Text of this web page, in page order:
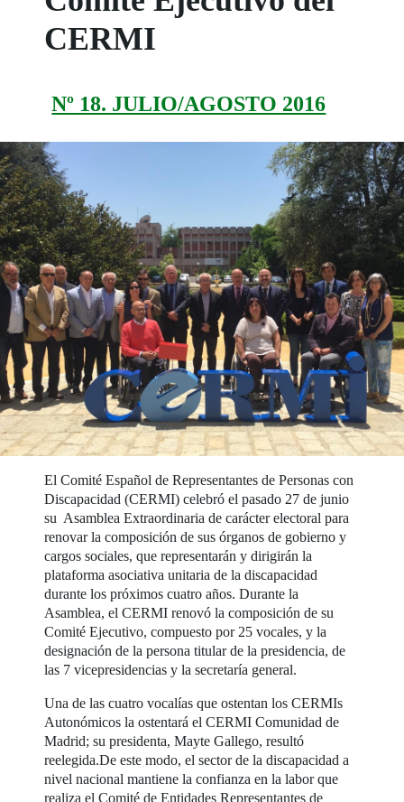
CERMI
Nº 18. JULIO/AGOSTO 2016
El Comité Español de Representantes de Personas con
Discapacidad (CERMI) celebró el pasado 27 de junio
su Asamblea Extraordinaria de carácter electoral para
renovar la composición de sus órganos de gobierno y
cargos sociales, que representarán y dirigirán la
plataforma asociativa unitaria de la discapacidad
durante los próximos cuatro años. Durante la
Asamblea, el CERMI renovó la composición de su
Comité Ejecutivo, compuesto por 25 vocales, y la
designación de la persona titular de la presidencia, de
las 7 vicepresidencias y la secretaría general.
Una de las cuatro vocalías que ostentan los CERMIs
Autonómicos la ostentará el CERMI Comunidad de
Madrid; su presidenta, Mayte Gallego, resultó
reelegida.De este modo, el sector de la discapacidad a
nivel nacional mantiene la confianza en la labor que
realiza el Comité de Entidades Representantes de